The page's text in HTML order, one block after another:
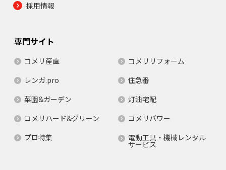
採用情報
専門サイト
コメリ産直
コメリリフォーム
レンガ.pro
住急番
菜園&ガーデン
灯油宅配
コメリハード&グリーン
コメリパワー
プロ特集
電動工具・機械レンタル
サービス